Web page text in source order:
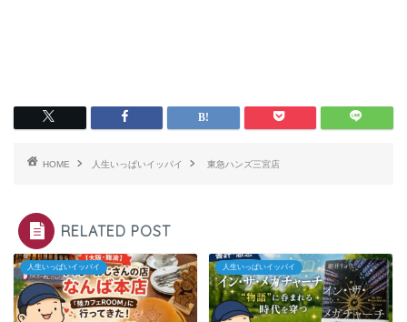
HOME 人生いっぱいイッパイ 東急ハンズ三宮店
RELATED POST
人生いっぱいイッパイ 人生いっぱいイッパイ